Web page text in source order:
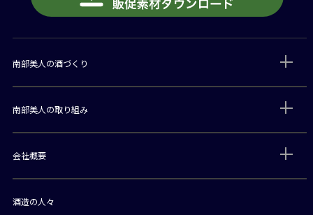
南部美人の酒づくり
南部美人の取り組み
会社概要
酒造の人々